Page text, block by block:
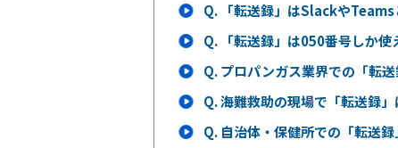
Q. 「転送録」はSlackや
Q. 「転送録」は050番号しか使
Q.プロパンガス業界での「転
Q.海難救助の現場で「転送録
Q. 自治体・保健所での「転送